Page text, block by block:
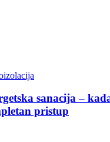
sanacija –
pristup